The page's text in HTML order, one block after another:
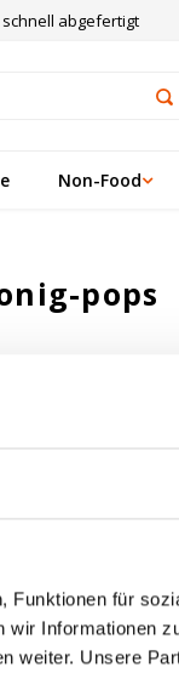
für
Informationen
weiter. Unsere
abgefertigt
Non-Food
pops